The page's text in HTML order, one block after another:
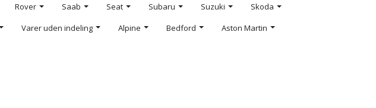
Rover Saab Seat Subaru Suzuki
Skoda
Varer uden indeling Alpine Bedford
Aston Martin